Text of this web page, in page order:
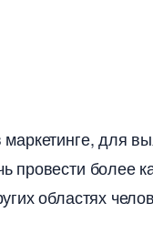
для
провести более
областях